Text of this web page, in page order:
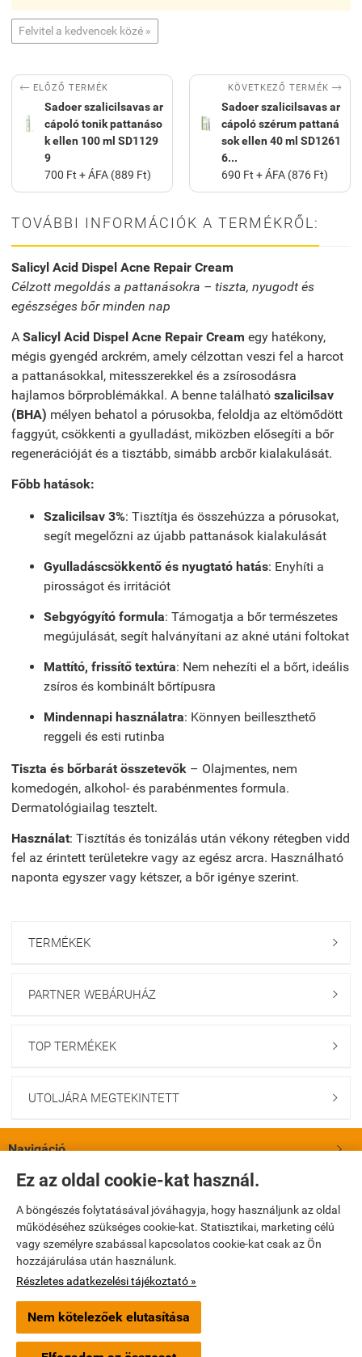
Ez az oldal cookie-kat használ.
A böngészés folytatásával jóváhagyja, hogy használjunk az oldal
működéséhez szükséges cookie-kat. Statisztikai, marketing célú
vagy személyre szabással kapcsolatos cookie-kat csak az Ön
hozzájárulása után használunk.
Részletes adatkezelési tájékoztató »
Nem kötelezőek elutasítása
Felvitel a kedvencek közé »
 ELŐZŐ TERMÉK
Sadoer szalicilsavas ar
cápoló tonik pattanáso
k ellen 100 ml SD1129
9
700 Ft + ÁFA (889 Ft)
KÖVETKEZŐ TERMÉK 
Sadoer szalicilsavas ar
cápoló szérum pattaná
sok ellen 40 ml SD1261
6...
690 Ft + ÁFA (876 Ft)
TOVÁBBI INFORMÁCIÓK A TERMÉKRŐL:
Salicyl Acid Dispel Acne Repair Cream
Célzott megoldás a pattanásokra – tiszta, nyugodt és
egészséges bőr minden nap
A Salicyl Acid Dispel Acne Repair Cream egy hatékony,
mégis gyengéd arckrém, amely célzottan veszi fel a harcot
a pattanásokkal, mitesszerekkel és a zsírosodásra
hajlamos bőrproblémákkal. A benne található szalicilsav
(BHA) mélyen behatol a pórusokba, feloldja az eltömődött
faggyút, csökkenti a gyulladást, miközben elősegíti a bőr
regenerációját és a tisztább, simább arcbőr kialakulását.
Főbb hatások:
Szalicilsav 3%: Tisztítja és összehúzza a pórusokat,
segít megelőzni az újabb pattanások kialakulását
Gyulladáscsökkentő és nyugtató hatás: Enyhíti a
pirosságot és irritációt
Sebgyógyító formula: Támogatja a bőr természetes
megújulását, segít halványítani az akné utáni foltokat
Mattító, frissítő textúra: Nem nehezíti el a bőrt, ideális
zsíros és kombinált bőrtípusra
Mindennapi használatra: Könnyen beilleszthető
reggeli és esti rutinba
Tiszta és bőrbarát összetevők – Olajmentes, nem
komedogén, alkohol- és parabénmentes formula.
Dermatológiailag tesztelt.
Használat: Tisztítás és tonizálás után vékony rétegben vidd
fel az érintett területekre vagy az egész arcra. Használható
naponta egyszer vagy kétszer, a bőr igénye szerint.
TERMÉKEK 
PARTNER WEBÁRUHÁZ 
TOP TERMÉKEK 
UTOLJÁRA MEGTEKINTETT 
Navigáció 
Bemutatkozás
Elérhetőségek